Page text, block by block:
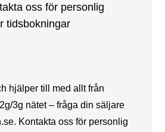
oss för personlig
tidsbokningar
hjälper till med allt från
3g nätet – fråga din säljare
Kontakta oss för personlig